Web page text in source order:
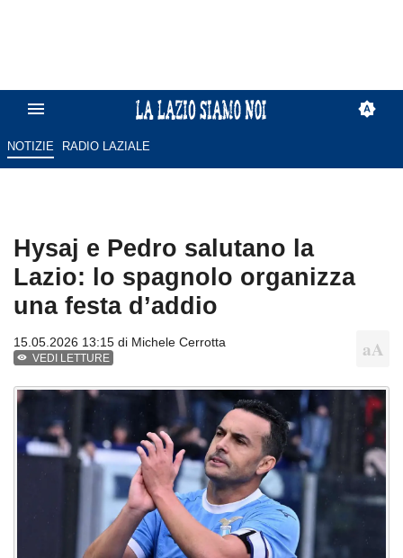
NOTIZIE RADIO LAZIALE
Hysaj e Pedro salutano la
Lazio: lo spagnolo organizza
una festa d’addio
15.05.2026 13:15 di Michele Cerrotta
VEDI LETTURE